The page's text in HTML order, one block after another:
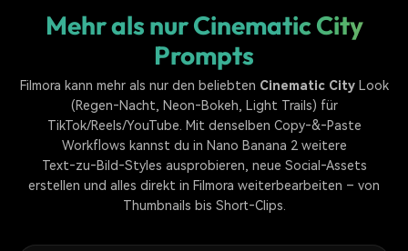
Mehr als nur Cinematic City
Prompts
Filmora kann mehr als nur den beliebten Cinematic CityLook
(Regen‑Nacht, Neon‑Bokeh, Light Trails) für
TikTok/Reels/YouTube. Mit denselben Copy‑&‑Paste
Workflows kannst du in Nano Banana 2 weitere
Text‑zu‑Bild‑Styles ausprobieren, neue Social‑Assets
erstellen und alles direkt in Filmora weiterbearbeiten – von
Thumbnails bis Short‑Clips.